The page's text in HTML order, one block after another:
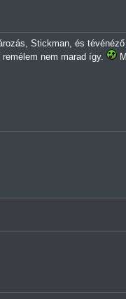
Stickman, és
nem marad így.